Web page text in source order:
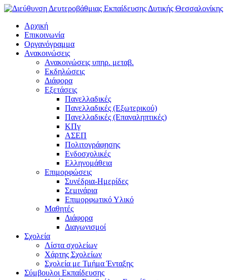
Αρχική
Επικοινωνία
Οργανόγραμμα
Ανακοινώσεις
Ανακοινώσεις υπηρ. μεταβ.
Εκδηλώσεις
Διάφορα
Εξετάσεις
Πανελλαδικές
Πανελλαδικές (Εξωτερικού)
Πανελλαδικές (Επαναληπτικές)
ΚΠγ
ΑΣΕΠ
Πολιτογράφησης
Ενδοσχολικές
Ελληνομάθεια
Επιμορφώσεις
Συνέδρια-Ημερίδες
Σεμινάρια
Επιμορφωτικό Υλικό
Μαθητές
Διάφορα
Διαγωνισμοί
Σχολεία
Λίστα σχολείων
Χάρτης Σχολείων
Σχολεία με Τμήμα Ένταξης
Σύμβουλοι Εκπαίδευσης